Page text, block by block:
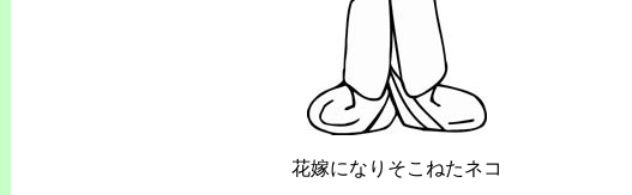
花嫁になりそこねたネコ